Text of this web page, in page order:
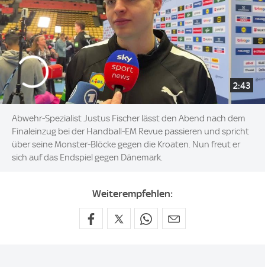
2:43
Abwehr-Spezialist Justus Fischer lässt den Abend nach dem
Finaleinzug bei der Handball-EM Revue passieren und spricht
über seine Monster-Blöcke gegen die Kroaten. Nun freut er
sich auf das Endspiel gegen Dänemark.
Weiterempfehlen: